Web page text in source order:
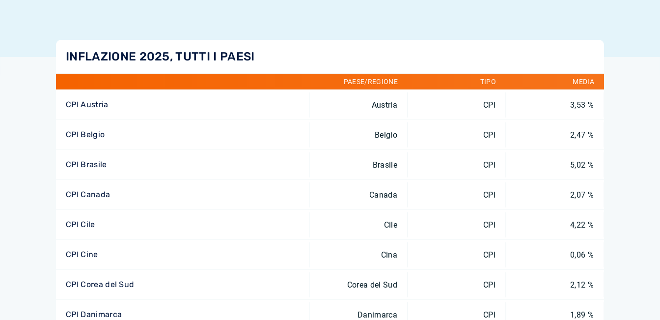
INFLAZIONE 2025, TUTTI I PAESI
PAESE/REGIONE TIPO MEDIA
CPI Austria Austria CPI 3,53 %
CPI Belgio Belgio CPI 2,47 %
CPI Brasile Brasile CPI 5,02 %
CPI Canada Canada CPI 2,07 %
CPI Cile Cile CPI 4,22 %
CPI Cine Cina CPI 0,06 %
CPI Corea del Sud Corea del Sud CPI 2,12 %
CPI Danimarca Danimarca CPI 1,89 %